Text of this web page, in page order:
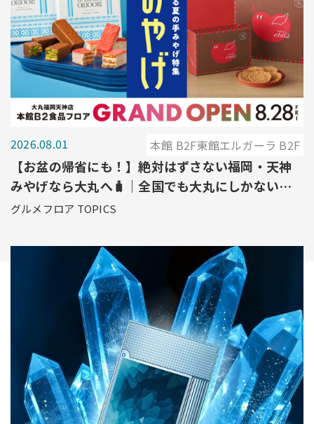
2026.08.01 本館 B2F東館エルガーラ B2F
【お盆の帰省にも！】絶対はずさない福岡・天神
みやげなら大丸へ🧳｜全国でも大丸にしかないも
のから定番銘菓まで一挙ご紹介♪
グルメフロア TOPICS